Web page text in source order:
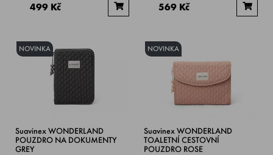
499 Kč 569 Kč
NOVINKA
Suavinex WONDERLAND
POUZDRO NA DOKUMENTY
GREY
NOVINKA
Suavinex WONDERLAND
TOALETNÍ CESTOVNÍ
POUZDRO ROSE